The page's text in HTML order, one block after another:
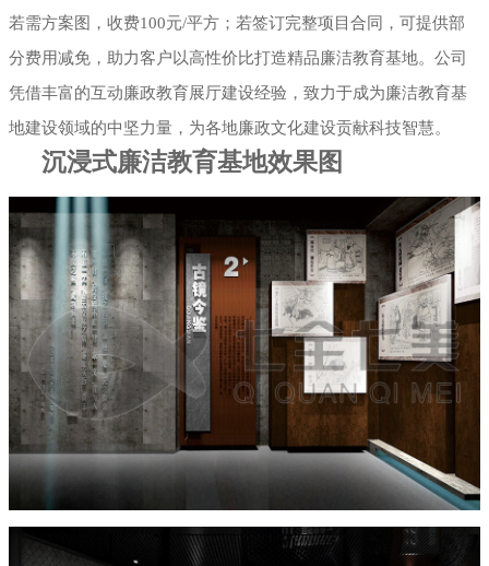
若需方案图，收费100元/平方；若签订完整项目合同，可提供部
分费用减免，助力客户以高性价比打造精品廉洁教育基地。公司
凭借丰富的互动廉政教育展厅建设经验，致力于成为廉洁教育基
地建设领域的中坚力量，为各地廉政文化建设贡献科技智慧。
沉浸式廉洁教育基地效果图